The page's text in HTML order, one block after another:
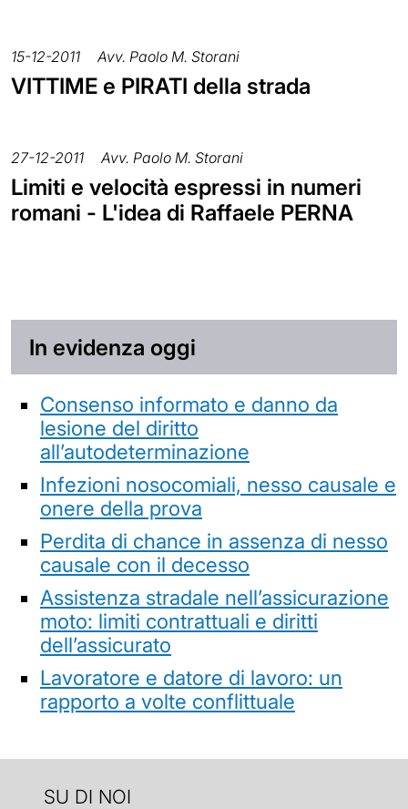
15-12-2011 Avv. Paolo M. Storani
VITTIME e PIRATI della strada
27-12-2011 Avv. Paolo M. Storani
Limiti e velocità espressi in numeri
romani - L'idea di Raffaele PERNA
In evidenza oggi
Consenso informato e danno da
lesione del diritto
all’autodeterminazione
Infezioni nosocomiali, nesso causale e
onere della prova
Perdita di chance in assenza di nesso
causale con il decesso
Assistenza stradale nell’assicurazione
moto: limiti contrattuali e diritti
dell’assicurato
Lavoratore e datore di lavoro: un
rapporto a volte conflittuale
SU DI NOI